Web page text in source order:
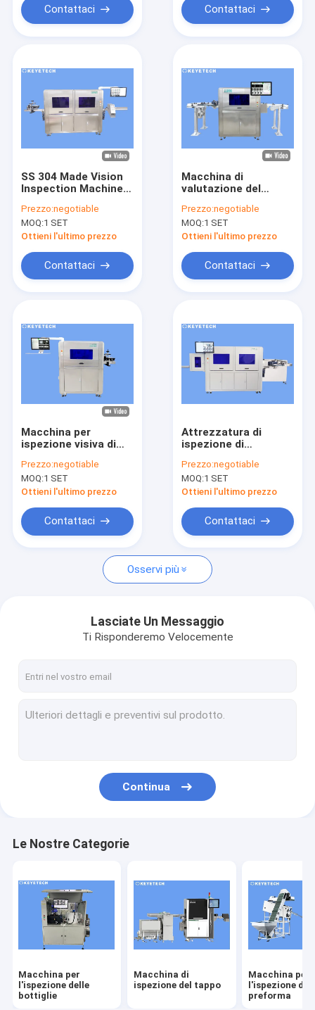
Prodotti
Circa noi
Giro della fabbrica
Notizie
Richieda una citazione
Macchina per l'ispezione delle bottiglie
Macchina per l'ispezione della preforma
Macchina di ispezione IML
Contattaci Contattaci
SS 304 Made Vision
Inspection Machine
resistente
Prezzo:negotiable
MOQ:1 SET
Ottieni l'ultimo prezzo
Contattaci
Macchina di
valutazione del
precisione 0,1 mm
con 1 anno di
garanzia Materiale
Prezzo:negotiable
MOQ:1 SET
Ottieni l'ultimo prezzo
Contattaci
Macchina per
ispezione visiva di
umidità di lavoro del
20% -80% RH
Prezzo:negotiable
MOQ:1 SET
Ottieni l'ultimo prezzo
Contattaci
Attrezzatura di
ispezione di
plastica con il
emissione dei dati di
USB/Ethernet
Prezzo:negotiable
MOQ:1 SET
Ottieni l'ultimo prezzo
Contattaci
Osservi più
Lasciate Un Messaggio
Ti Risponderemo Velocemente
Continua
Le Nostre Categorie
Macchina per
l'ispezione delle
bottiglie
Macchina di
ispezione del tappo
Macchina per
l'ispezione
preforma